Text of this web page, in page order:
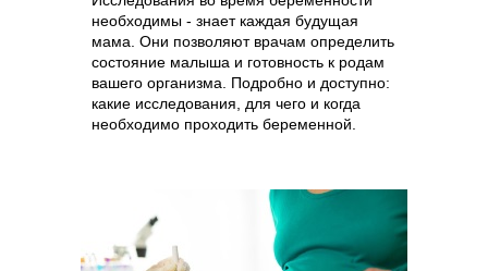
необходимы - знает каждая будущая
мама. Они позволяют врачам определить
состояние малыша и готовность к родам
вашего организма. Подробно и доступно:
какие исследования, для чего и когда
необходимо проходить беременной.